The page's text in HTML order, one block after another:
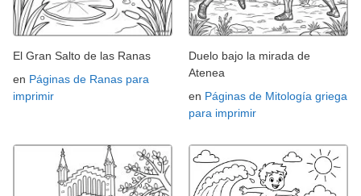
El Gran Salto de las Ranas
en Páginas de Ranas para
imprimir
Duelo bajo la mirada de
Atenea
en Páginas de Mitología griega
para imprimir